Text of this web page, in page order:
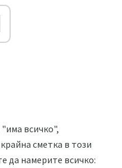
всичко",
сметка в този
да намерите всичко: